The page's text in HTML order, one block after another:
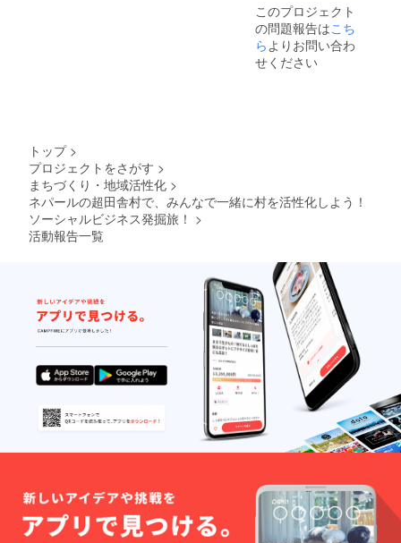
このプロジェクト
の問題報告はこち
ら よりお問い合わ
せください
トップ >
プロジェクトをさがす >
まちづくり・地域活性化 >
ネパールの超田舎村で、みんなで一緒に村を活性化しよう！
ソーシャルビジネス発掘旅！ >
活動報告一覧